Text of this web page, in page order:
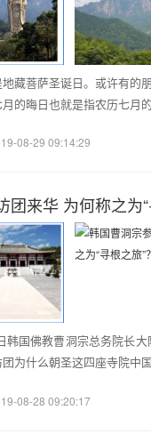
藏菩萨圣诞日。或许有的
的晦日也就是指农历七
08-29 09:14:29
来华 为何称之为“
韩国佛教曹洞宗总务院长
为什么朝圣这四座寺院
08-28 09:20:17